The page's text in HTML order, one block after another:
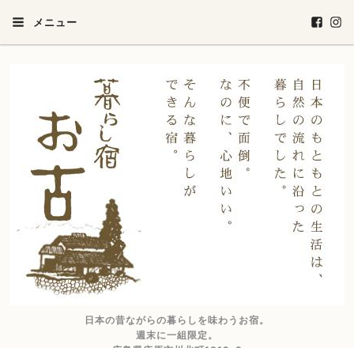
メニュー
日本の昔ながらの暮らしを味わうお宿。
週末に一組限定。